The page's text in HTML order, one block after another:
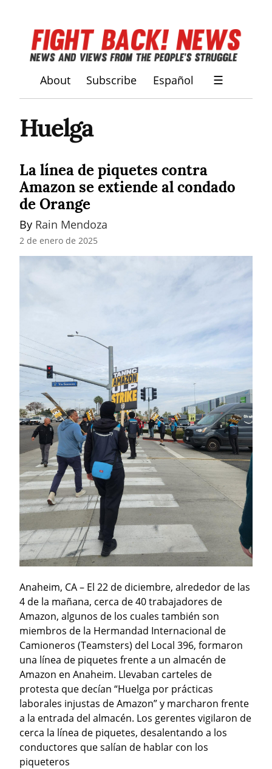
About Subscribe Español ☰
Huelga
La línea de piquetes contra
Amazon se extiende al condado
de Orange
By Rain Mendoza
2 de enero de 2025
Anaheim, CA – El 22 de diciembre, alrededor de las
4 de la mañana, cerca de 40 trabajadores de
Amazon, algunos de los cuales también son
miembros de la Hermandad Internacional de
Camioneros (Teamsters) del Local 396, formaron
una línea de piquetes frente a un almacén de
Amazon en Anaheim. Llevaban carteles de
protesta que decían “Huelga por prácticas
laborales injustas de Amazon” y marcharon frente
a la entrada del almacén. Los gerentes vigilaron de
cerca la línea de piquetes, desalentando a los
conductores que salían de hablar con los
piqueteros